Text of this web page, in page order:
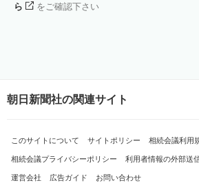
ら
をご確認下さい
朝日新聞社の関連サイト
このサイトについて サイトポリシー 相続会議利用
相続会議プライバシーポリシー 利用者情報の外部送
運営会社 広告ガイド お問い合わせ